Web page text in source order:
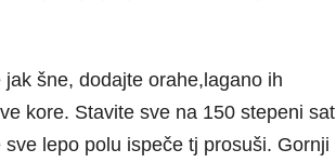
šne, dodajte orahe,lagano ih
kore. Stavite sve na 150 stepeni sat
lepo polu ispeče tj prosuši. Gornji